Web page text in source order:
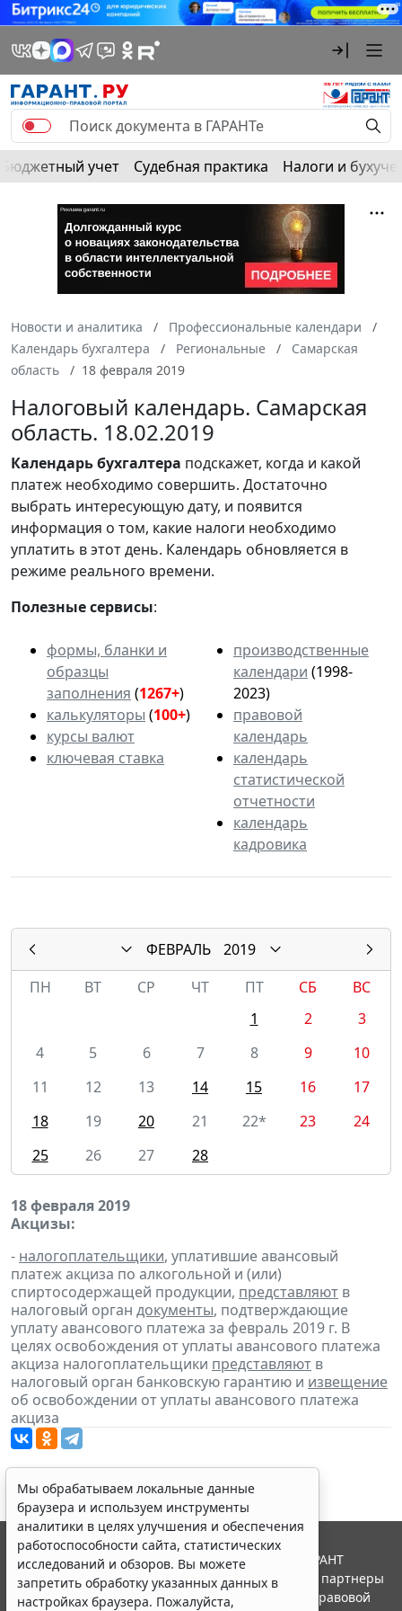
Бюджетный учет Судебная практика Налоги и
Новости и аналитика
Профессиональные календари
Календарь бухгалтера
Региональные
Самарская
область
18 февраля 2019
Налоговый календарь. Самарская
область. 18.02.2019
Календарьбухгалтера подскажет, когда и какой
платеж необходимо совершить. Достаточно
выбрать интересующую дату, и появится
информация о том, какие налоги необходимо
уплатить в этот день. Календарь обновляется в
режиме реального времени.
Полезные сервисы:
формы, бланки и
образцы
заполнения (1267+)
калькуляторы (100+)
курсы валют
ключевая ставка
производственные
календари (1998-
2023)
правовой
календарь
календарь
статистической
отчетности
календарь
кадровика
ФЕВРАЛЬ
2019
ПН
ВТ СР ЧТ ПТ СБ
ВС
1
2
3
4
5 6 7 8 9
10
11
12 13 14 15 16
17
18
19 20 21 22* 23
24
25
26 27 28
18 февраля 2019
Акцизы:
- налогоплательщики, уплатившие авансовый
платеж акциза по алкогольной и (или)
спиртосодержащей продукции, представляют в
налоговый орган документы, подтверждающие
уплату авансового платежа за февраль 2019 г. В
целях освобождения от уплаты авансового платежа
акциза налогоплательщики представляют в
налоговый орган банковскую гарантию и извещение
об освобождении от уплаты авансового платежа
акциза
Мы обрабатываем локальные данные
браузера и используем инструменты
аналитики в целях улучшения и обеспечения
работоспособности сайта, статистических
исследований и обзоров. Вы можете
запретить обработку указанных данных в
настройках браузера. Пожалуйста,
© ООО "НПП "ГАРАНТ-СЕРВИС", 2026. Система ГАРАНТ
выпускается с 1990 года. Компания "Гарант" и ее партнеры
являются участниками Российской ассоциации правовой